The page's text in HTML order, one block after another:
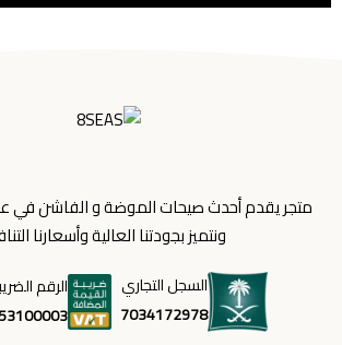
متجر يقدم أحدث صيحات الموضة و الفاشن في
ونتميز بجودتنا العالية وأسعارنا
السجل التجاري
7034172978
الرقم